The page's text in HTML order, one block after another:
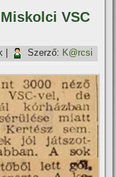
VSC
Szerző: K@rcsi